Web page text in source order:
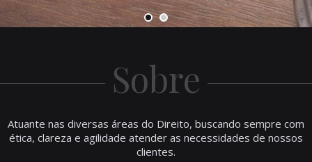
Sobre
Atuante nas diversas áreas do Direito, buscando sempre com
ética, clareza e agilidade atender as necessidades de nossos
clientes.